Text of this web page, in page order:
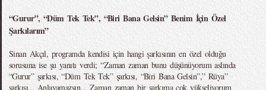
“Gurur”, “Düm Tek Tek”, “Biri Bana Gelsin” Benim İçin Özel
Şarkılarım”
Sinan Akçıl, programda kendisi için hangi şarkısının en özel olduğu
sorusuna ise şu yanıtı verdi; “Zaman zaman bunu düşünüyorum aslında
“Gurur” şarkısı, “Düm Tek Tek” şarkısı, “Biri Bana Gelsin”,” Rüya”
şarkısı... Anlayamazsın... Zaman zaman bir şarkıma çok yükseliyorum